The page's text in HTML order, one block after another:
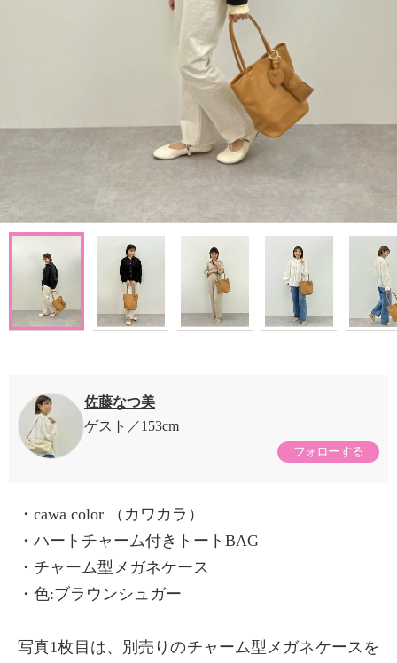
佐藤なつ美
ゲスト
153cm
フォローする
・cawa color （カワカラ）
・ハートチャーム付きトートBAG
・チャーム型メガネケース
・色:ブラウンシュガー
写真1枚目は、別売りのチャーム型メガネケースを